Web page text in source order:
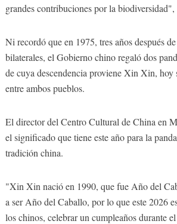
grandes contribuciones por la biodiversidad",
Ni recordó que en 1975, tres años después
bilaterales, el Gobierno chino regaló dos
de cuya descendencia proviene Xin Xin, hoy
entre ambos pueblos.
El director del Centro Cultural de China en
el significado que tiene este año para la
tradición china.
"Xin Xin nació en 1990, que fue Año del
a ser Año del Caballo, por lo que este 2026
los chinos, celebrar un cumpleaños durante